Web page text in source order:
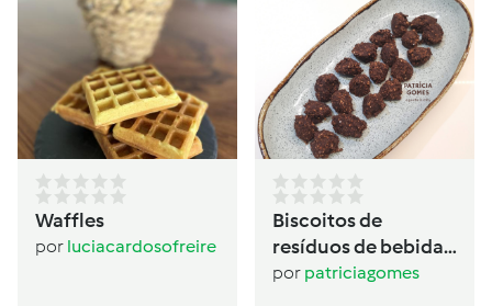
Waffles
por luciacardosofreire
Biscoitos de
resíduos de bebida
de aveia
por patriciagomes